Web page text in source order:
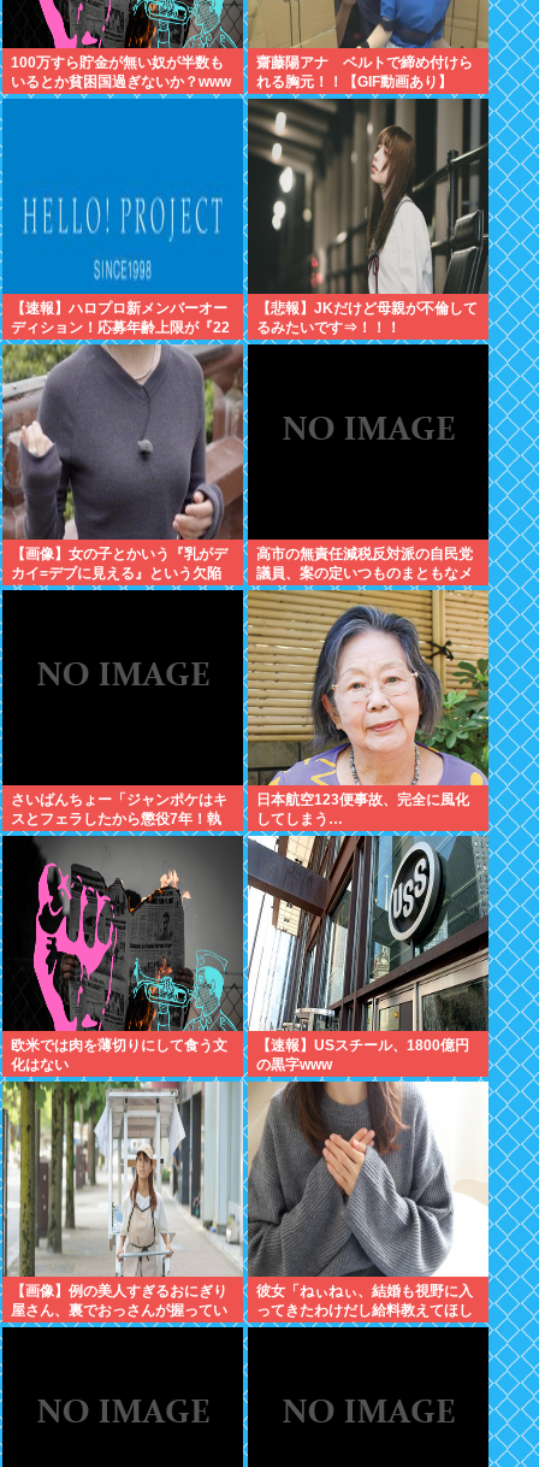
100万すら貯金が無い奴が半数も
いるとか貧困国過ぎないか？www
齋藤陽アナ ベルトで締め付けら
れる胸元！！【GIF動画あり】
【速報】ハロプロ新メンバーオー
ディション！応募年齢上限が『22
歳』に引き上げられる
【悲報】JKだけど母親が不倫して
るみたいです⇒！！！
【画像】女の子とかいう『乳がデ
カイ=デブに見える』という欠陥
構造www
高市の無責任減税反対派の自民党
議員、案の定いつものまともなメ
ンツだったwww
さいばんちょー「ジャンポケはキ
スとフェラしたから懲役7年！執
行猶予なし！」←殺人並みに重く
日本航空123便事故、完全に風化
してしまう…
欧米では肉を薄切りにして食う文
化はない
【速報】USスチール、1800億円
の黒字www
【画像】例の美人すぎるおにぎり
屋さん、裏でおっさんが握ってい
たwww
彼女「ねぃねぃ、結婚も視野に入
ってきたわけだし給料教えてほし
いナリ」ワイ「16万だよ」⇒結